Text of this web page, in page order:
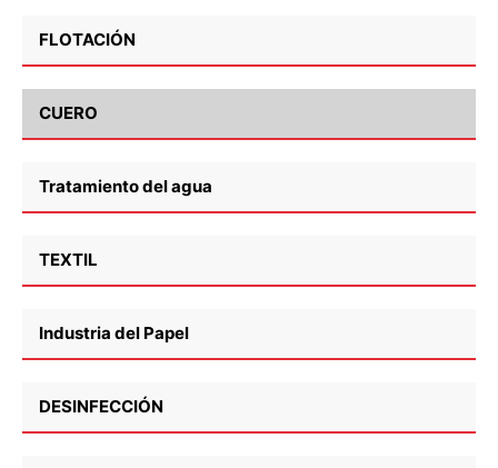
FLOTACIÓN
CUERO
Tratamiento del agua
TEXTIL
Industria del Papel
DESINFECCIÓN